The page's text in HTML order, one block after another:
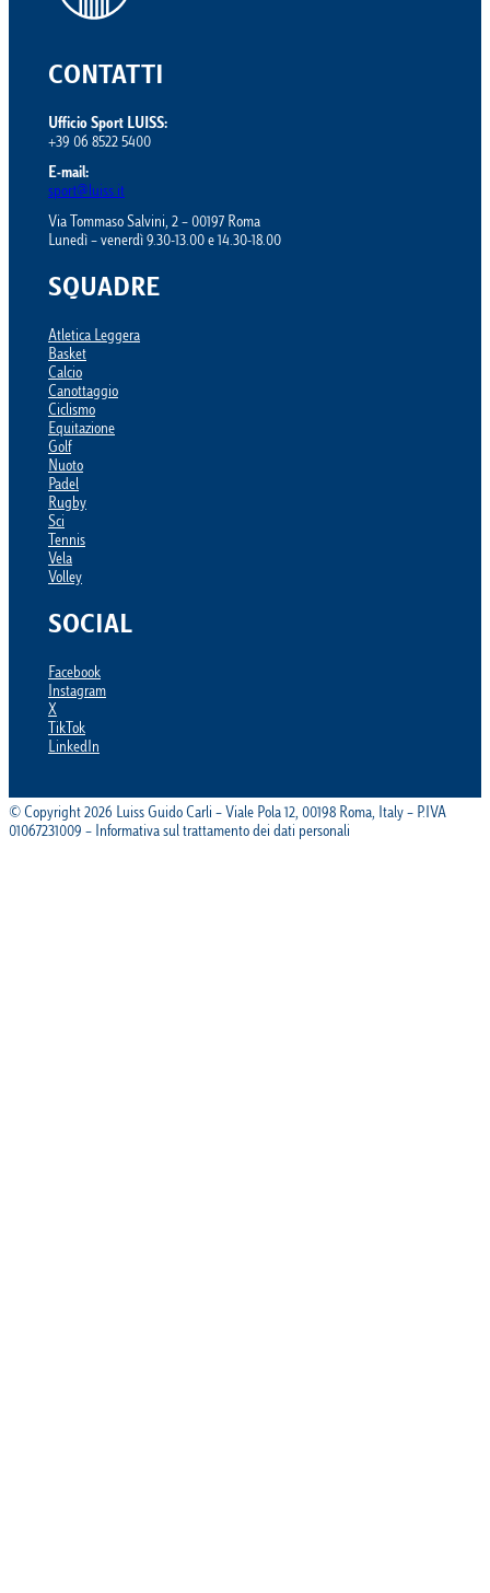
CONTATTI
Ufficio Sport LUISS:
+39 06 8522 5400
E-mail:
sport@luiss.it
Via Tommaso Salvini, 2 – 00197 Roma
Lunedì – venerdì 9.30-13.00 e 14.30-18.00
SQUADRE
Atletica Leggera
Basket
Calcio
Canottaggio
Ciclismo
Equitazione
Golf
Nuoto
Padel
Rugby
Sci
Tennis
Vela
Volley
SOCIAL
Facebook
Instagram
X
TikTok
LinkedIn
© Copyright 2026 Luiss Guido Carli – Viale Pola 12, 00198 Roma, Italy – P.IVA
01067231009 – Informativa sul trattamento dei dati personali